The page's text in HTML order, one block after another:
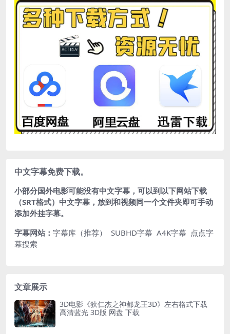
中文字幕免费下载。
小部分国外电影可能没有中文字幕，可以到以下网站下载
（SRT格式）中文字幕，放到和视频同一个文件夹即可手动
添加外挂字幕。
字幕网站： 字幕库（推荐） SUBHD字幕 A4K字幕 点点字
幕搜索
文章展示
3D电影《狄仁杰之神都龙王3D》左右格式下载
高清蓝光 3D版 网盘 下载